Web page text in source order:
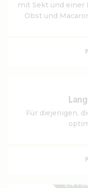
mit Sekt und einer
Obst und
schönen
besten
Für diejenigen,